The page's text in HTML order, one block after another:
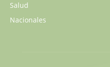
Salud
Nacionales